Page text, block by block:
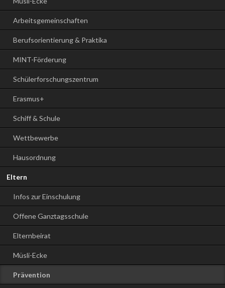
Arbeitsgemeinschaften
Berufsorientierung & Praktika
MINT-Förderung
Schülerforschungszentrum
Erasmus+
Schiff & Schule
Wettbewerbe
Hausordnung
Eltern
Infos zur Einschulung
Offene Ganztagsschule
Elternbeirat
Müsli-Ecke
Prävention